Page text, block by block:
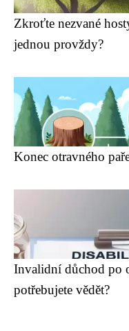
Zkroťte nezvané
jednou provždy?
Konec otravného
Invalidní důchod po
potřebujete vědět?